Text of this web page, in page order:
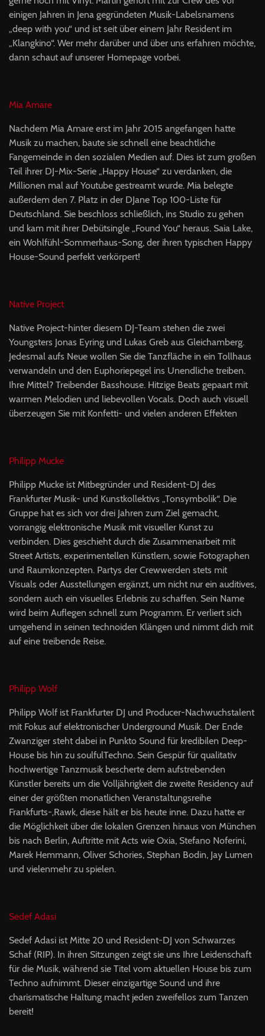
einigen Jahren in Jena gegründeten Musik-Labelsnamens
„deep with you“ und ist seit über einem Jahr Resident im
„Klangkino“. Wer mehr darüber und über uns erfahren möchte,
dann schaut auf unserer Homepage vorbei.
Mia Amare
Nachdem Mia Amare erst im Jahr 2015 angefangen hatte
Musik zu machen, baute sie schnell eine beachtliche
Fangemeinde in den sozialen Medien auf. Dies ist zum großen
Teil ihrer DJ-Mix-Serie „Happy House“ zu verdanken, die
Millionen mal auf Youtube gestreamt wurde. Mia belegte
außerdem den 7. Platz in der DJane Top 100-Liste für
Deutschland. Sie beschloss schließlich, ins Studio zu gehen
und kam mit ihrer Debütsingle „Found You“ heraus. Saia Lake,
ein Wohlfühl-Sommerhaus-Song, der ihren typischen Happy
House-Sound perfekt verkörpert!
Native Project
Native Project-hinter diesem DJ-Team stehen die zwei
Youngsters Jonas Eyring und Lukas Greb aus Gleichamberg.
Jedesmal aufs Neue wollen Sie die Tanzfläche in ein Tollhaus
verwandeln und den Euphoriepegel ins Unendliche treiben.
Ihre Mittel? Treibender Basshouse. Hitzige Beats gepaart mit
warmen Melodien und liebevollen Vocals. Doch auch visuell
überzeugen Sie mit Konfetti- und vielen anderen Effekten
Philipp Mucke
Philipp Mucke ist Mitbegründer und Resident-DJ des
Frankfurter Musik- und Kunstkollektivs „Tonsymbolik“. Die
Gruppe hat es sich vor drei Jahren zum Ziel gemacht,
vorrangig elektronische Musik mit visueller Kunst zu
verbinden. Dies geschieht durch die Zusammenarbeit mit
Street Artists, experimentellen Künstlern, sowie Fotographen
und Raumkonzepten. Partys der Crewwerden stets mit
Visuals oder Ausstellungen ergänzt, um nicht nur ein auditives,
sondern auch ein visuelles Erlebnis zu schaffen. Sein Name
wird beim Auflegen schnell zum Programm. Er verliert sich
umgehend in seinen technoiden Klängen und nimmt dich mit
auf eine treibende Reise.
Philipp Wolf
Philipp Wolf ist Frankfurter DJ und Producer-Nachwuchstalent
mit Fokus auf elektronischer Underground Musik. Der Ende
Zwanziger steht dabei in Punkto Sound für kredibilen Deep-
House bis hin zu soulfulTechno. Sein Gespür für qualitativ
hochwertige Tanzmusik bescherte dem aufstrebenden
Künstler bereits um die Volljährigkeit die zweite Residency auf
einer der größten monatlichen Veranstaltungsreihe
Frankfurts-‚Rawk, diese hält er bis heute inne. Dazu hatte er
die Möglichkeit über die lokalen Grenzen hinaus von München
bis nach Berlin, Auftritte mit Acts wie Oxia, Stefano Noferini,
Marek Hemmann, Oliver Schories, Stephan Bodin, Jay Lumen
und vielenmehr zu spielen.
Sedef Adasi
Sedef Adasi ist Mitte 20 und Resident-DJ von Schwarzes
Schaf (RIP). In ihren Sitzungen zeigt sie uns Ihre Leidenschaft
für die Musik, während sie Titel vom aktuellen House bis zum
Techno aufnimmt. Dieser einzigartige Sound und ihre
charismatische Haltung macht jeden zweifellos zum Tanzen
bereit!